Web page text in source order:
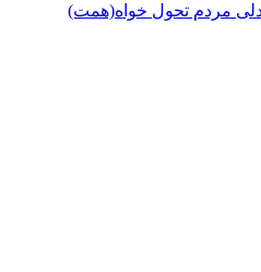
مردم تحول خواه(همت)